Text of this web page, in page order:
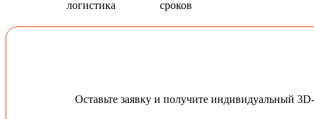
логистика сроков
Оставьте заявку и получите индивидуальный